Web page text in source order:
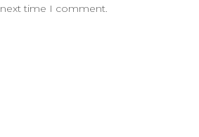
next time I comment.